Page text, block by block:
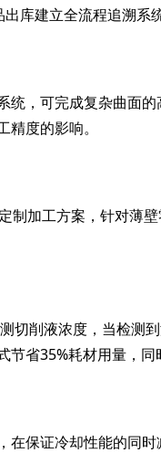
库建立全流程追溯系统
统，可完成复杂曲面
度的影响。
制加工方案，针对薄
切削液浓度，当检测
省35%耗材用量，同
在保证冷却性能的同